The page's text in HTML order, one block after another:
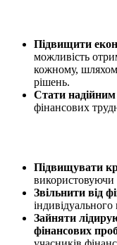
Підвищити
можливість
кожному, шляхом
рішень.
Стати
фінансових
Підвищувати
використовуючи
Звільнити від
Зайняти
фінансових